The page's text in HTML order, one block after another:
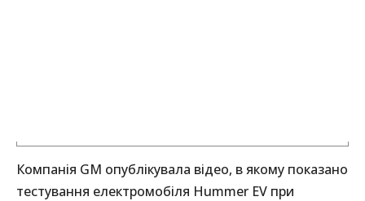
Компанія GM опублікувала відео, в якому показано
тестування електромобіля Hummer EV при